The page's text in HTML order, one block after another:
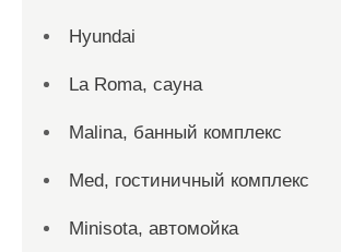
Hyundai
La Roma, сауна
Malina, банный комплекс
Med, гостиничный комплекс
Minisota, автомойка